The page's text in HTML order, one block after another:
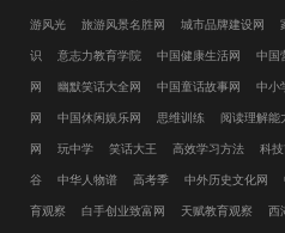
游风光 旅游风景名胜网 城市品牌建设网
识 意志力教育学院 中国健康生活网 中国
网 幽默笑话大全网 中国童话故事网 中小
网 中国休闲娱乐网 思维训练 阅读理解能
网 玩中学 笑话大王 高效学习方法 科
谷 中华人物谱 高考季 中外历史文化网
育观察 白手创业致富网 天赋教育观察 西